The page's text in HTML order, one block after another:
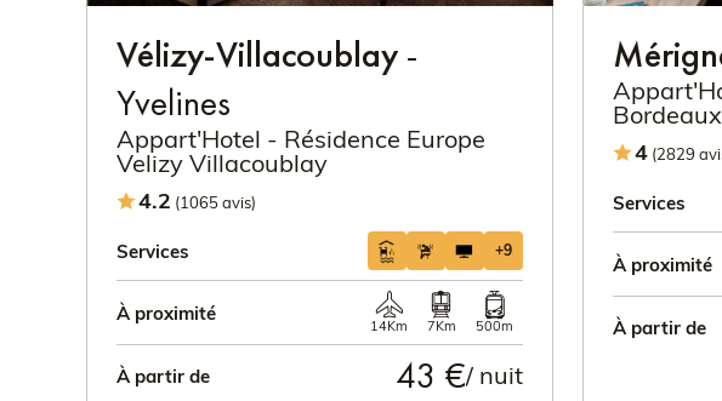
Vélizy-Villacoublay -
Yvelines
Appart'Hotel - Résidence Europe
Velizy Villacoublay
4.2 (1065 avis)
Services +9
À proximité
14Km 7Km 500m
À partir de 43 €/ nuit
4(2829
Services
À proximité
À partir de